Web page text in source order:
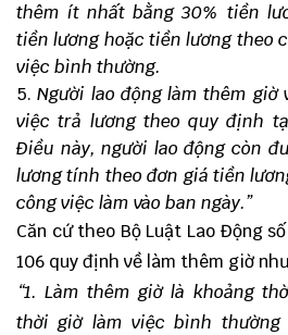
thêm ít nhất bằng 30% tiền
tiền lương hoặc tiền lương theo
việc bình thường.
Người lao động làm thêm giờ
việc trả lương theo quy định
Điều này, người lao động còn
lương tính theo đơn giá tiền
công việc làm vào ban ngày.”
Căn cứ theo Bộ Luật Lao Động
106 quy định về làm thêm giờ
“1. Làm thêm giờ là khoảng
thời giờ làm việc bình